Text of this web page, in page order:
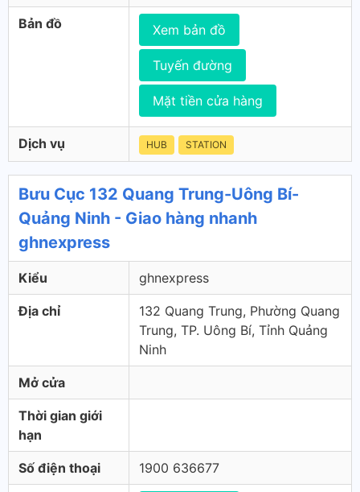
Bản đồ Xem bản đồ
Tuyến đường
Mặt tiền cửa hàng
Dịch vụ HUB STATION
Bưu Cục 132 Quang Trung-Uông Bí-
Quảng Ninh - Giao hàng nhanh
ghnexpress
Kiểu ghnexpress
Địa chỉ
132 Quang Trung, Phường Quang
Trung, TP. Uông Bí, Tỉnh Quảng
Ninh
Mở cửa
Thời gian giới
hạn
Số điện thoại 1900 636677